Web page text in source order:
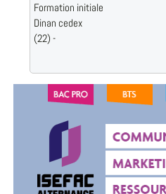
Formation initiale
Dinan cedex
(22) -